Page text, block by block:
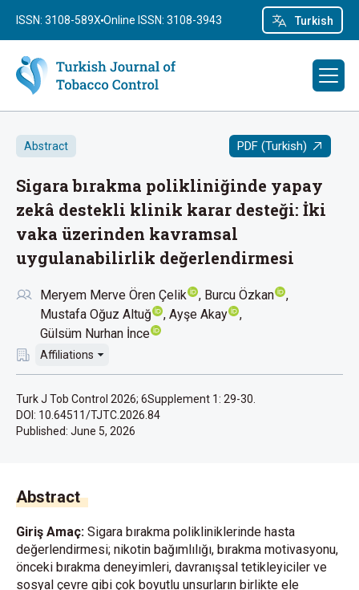
Turkish
ISSN: 3108-589X Online ISSN: 3108-3943
Abstract PDF (Turkish)
Sigara bırakma polikliniğinde yapay
zekâ destekli klinik karar desteği: İki
vaka üzerinden kavramsal
uygulanabilirlik değerlendirmesi
Meryem Merve Ören Çelik
Burcu Özkan
Mustafa Oğuz Altuğ
Ayşe Akay
Gülsüm Nurhan İnce
Affiliations
Turk J Tob Control 2026; 6Supplement 1: 29-30.
DOI: 10.64511/TJTC.2026.84
Published: June 5, 2026
Abstract
Giriş Amaç: Sigara bırakma polikliniklerinde hasta
değerlendirmesi; nikotin bağımlılığı, bırakma motivasyonu,
önceki bırakma deneyimleri, davranışsal tetikleyiciler ve
sosyal çevre gibi çok boyutlu unsurların birlikte ele